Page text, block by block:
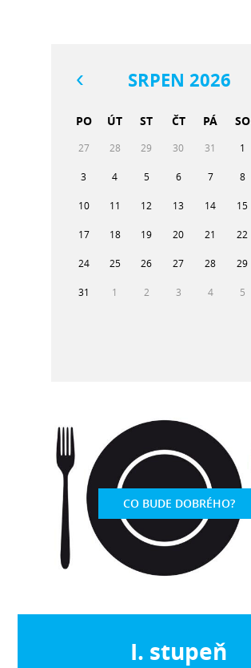
SRPEN 2026
PO ÚT ST ČT PÁ SO
27 28 29 30 31 1
3 4 5 6 7 8
10 11 12 13 14 15
17 18 19 20 21 22
24 25 26 27 28 29
31 1 2 3 4 5
CO BUDE DOBRÉHO?
I. stupeň